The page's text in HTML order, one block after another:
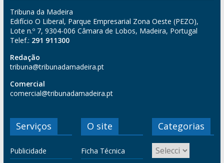
Tribuna da Madeira
Edifício O Liberal, Parque Empresarial Zona Oeste (PEZO),
Lote n.º 7, 9304-006 Câmara de Lobos, Madeira, Portugal
Telef.: 291 911300
Redação
tribuna@tribunadamadeira.pt
Comercial
comercial@tribunadamadeira.pt
Serviços
Publicidade
O site
Ficha Técnica
Categorias